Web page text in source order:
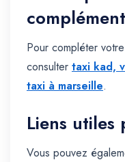
Pour compléter
consulter taxi kad,
taxi à marseille.
Liens
Vous pouvez